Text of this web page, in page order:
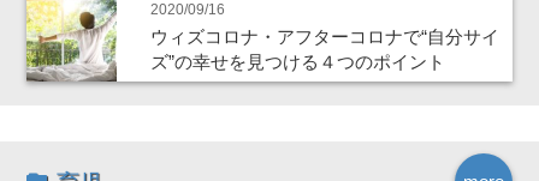
2020/09/16
ウィズコロナ・アフターコロナで“自分サイ
ズ”の幸せを見つける４つのポイント